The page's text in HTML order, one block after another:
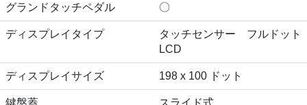
グランドタッチペダル 〇
ディスプレイタイプ
タッチセンサー フルドット
LCD
ディスプレイサイズ 198 x 100 ドット
鍵盤蓋 スライド式